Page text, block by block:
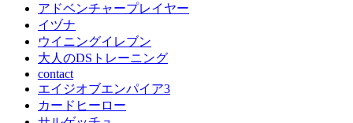
アドベンチャープレイヤー
イヅナ
ウイニングイレブン
大人のDSトレーニング
contact
エイジオブエンパイア3
カードヒーロー